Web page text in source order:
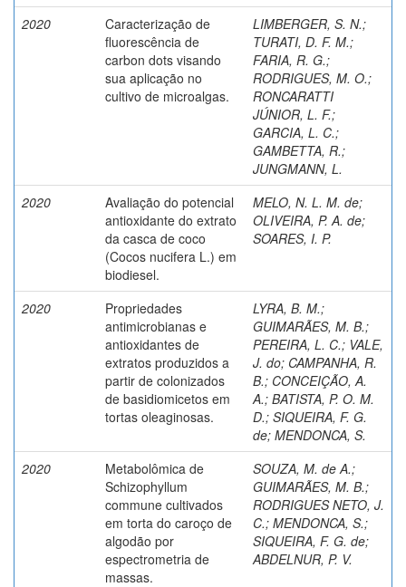
2020
Caracterização de
fluorescência de
carbon dots visando
sua aplicação no
cultivo de microalgas.
LIMBERGER, S. N.;
TURATI, D. F. M.;
FARIA, R. G.;
RODRIGUES, M. O.;
RONCARATTI
JÚNIOR, L. F.;
GARCIA, L. C.;
GAMBETTA, R.;
JUNGMANN, L.
2020
Avaliação do potencial
antioxidante do extrato
da casca de coco
(Cocos nucifera L.) em
biodiesel.
MELO, N. L. M. de;
OLIVEIRA, P. A. de;
SOARES, I. P.
2020
Propriedades
antimicrobianas e
antioxidantes de
extratos produzidos a
partir de colonizados
de basidiomicetos em
tortas oleaginosas.
LYRA, B. M.;
GUIMARÃES, M. B.;
PEREIRA, L. C.; VALE,
J. do; CAMPANHA, R.
B.; CONCEIÇÃO, A.
A.; BATISTA, P. O. M.
D.; SIQUEIRA, F. G.
de; MENDONCA, S.
2020
Metabolômica de
Schizophyllum
commune cultivados
em torta do caroço de
algodão por
espectrometria de
massas.
SOUZA, M. de A.;
GUIMARÃES, M. B.;
RODRIGUES NETO, J.
C.; MENDONCA, S.;
SIQUEIRA, F. G. de;
ABDELNUR, P. V.